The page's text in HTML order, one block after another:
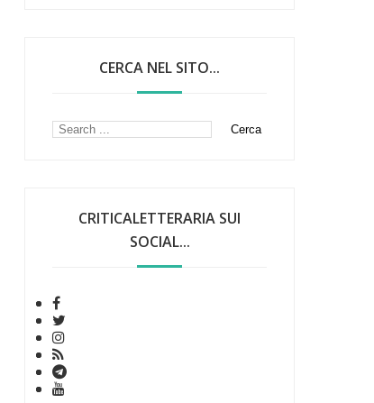
CERCA NEL SITO...
CRITICALETTERARIA SUI
SOCIAL...